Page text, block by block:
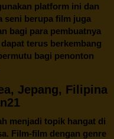
platform ini dan
seni berupa film juga
bagi para pembuatnya
terus berkembang
bagi penonton
Jepang, Filipina
menjadi topik hangat di
Film-film dengan genre